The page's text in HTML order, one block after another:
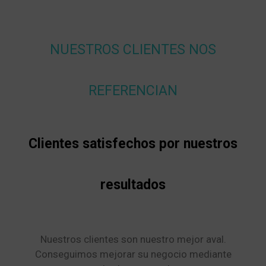
NUESTROS CLIENTES NOS
REFERENCIAN
Clientes satisfechos por nuestros
resultados
Nuestros clientes son nuestro mejor aval.
Conseguimos mejorar su negocio mediante